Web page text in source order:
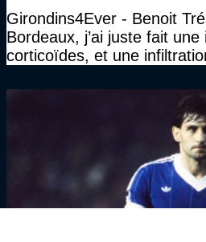
Girondins4Ever - Benoit
Bordeaux, j’ai juste fait
corticoïdes, et une